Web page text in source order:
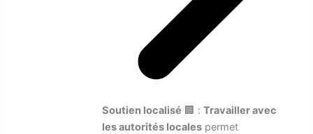
Soutien localisé 🏢 : Travailler avec
les autorités localespermet